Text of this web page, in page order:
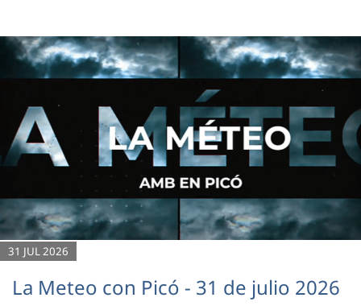
31 JUL 2026
La Meteo con Picó - 31 de julio 2026